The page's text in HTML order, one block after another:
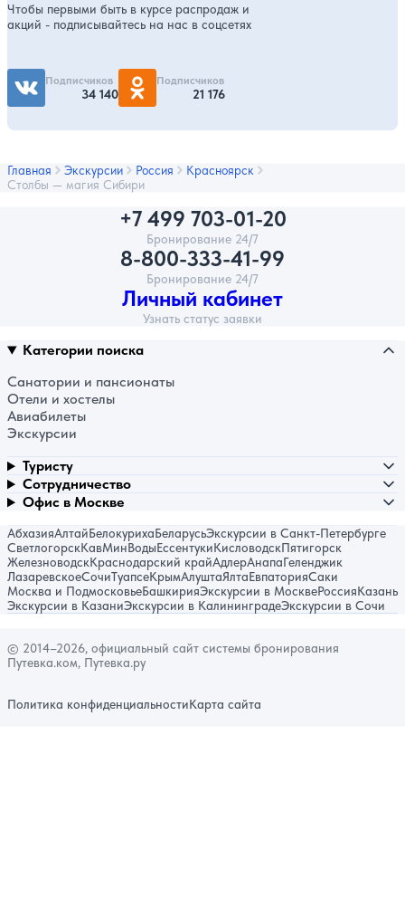
Чтобы первыми быть в курсе распродаж и
акций - подписывайтесь на нас в соцсетях
Подписчиков
34 140
Подписчиков
21 176
Главная Экскурсии Россия
Красноярск
Столбы — магия Сибири
+7 499 703-01-20
Бронирование 24/7
8-800-333-41-99
Бронирование 24/7
Личный кабинет
Узнать статус заявки
Категории поиска
Санатории и пансионаты
Отели и хостелы
Авиабилеты
Экскурсии
Туристу
Сотрудничество
Офис в Москве
АбхазияАлтайБелокурихаБеларусьЭкскурсии в Санкт-Петербурге
СветлогорскКавМинВодыЕссентукиКисловодскПятигорск
ЖелезноводскКраснодарский крайАдлерАнапаГеленджик
ЛазаревскоеСочиТуапсеКрымАлуштаЯлтаЕвпаторияСаки
Москва и ПодмосковьеБашкирияЭкскурсии в МосквеРоссияКазань
Экскурсии в КазаниЭкскурсии в КалининградеЭкскурсии в Сочи
© 2014–2026, официальный сайт системы бронирования
Путевка.ком, Путевка.ру
Политика конфиденциальностиКарта сайта